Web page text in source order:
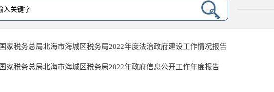
国家税务总局北海市海城区税务局2022年度法治政府建设工作情况报告
国家税务总局北海市海城区税务局2022年政府信息公开工作年度报告